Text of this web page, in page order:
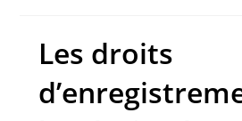
Les droits